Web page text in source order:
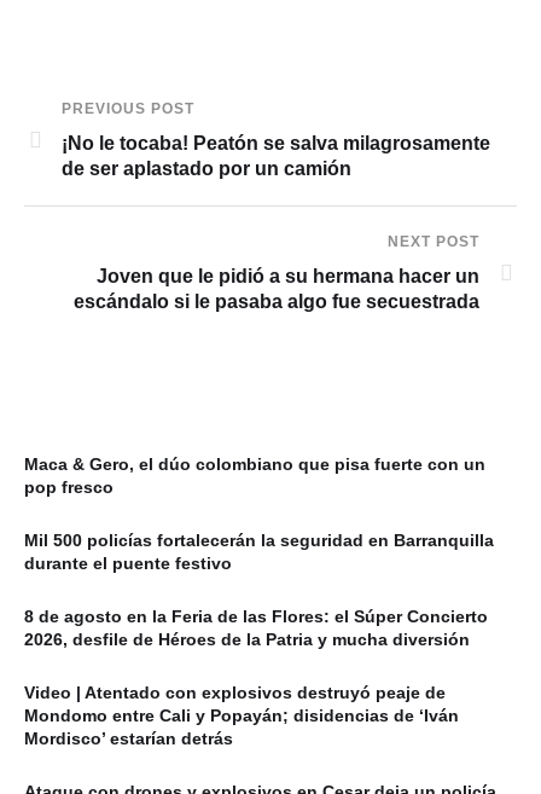
PREVIOUS POST
¡No le tocaba! Peatón se salva milagrosamente
de ser aplastado por un camión
NEXT POST
Joven que le pidió a su hermana hacer un
escándalo si le pasaba algo fue secuestrada
Maca & Gero, el dúo colombiano que pisa fuerte con un
pop fresco
Mil 500 policías fortalecerán la seguridad en Barranquilla
durante el puente festivo
8 de agosto en la Feria de las Flores: el Súper Concierto
2026, desfile de Héroes de la Patria y mucha diversión
Video | Atentado con explosivos destruyó peaje de
Mondomo entre Cali y Popayán; disidencias de ‘Iván
Mordisco’ estarían detrás